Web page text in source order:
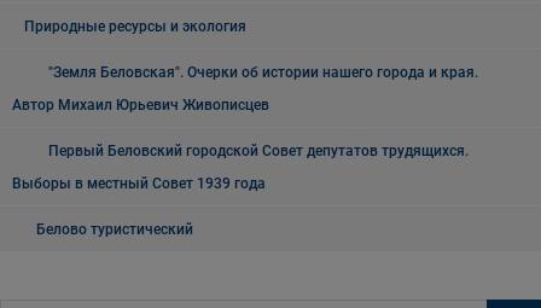
Природные ресурсы и экология
"Земля Беловская". Очерки об истории нашего города и края.
Автор Михаил Юрьевич Живописцев
Первый Беловский городской Совет депутатов трудящихся.
Выборы в местный Совет 1939 года
Белово туристический